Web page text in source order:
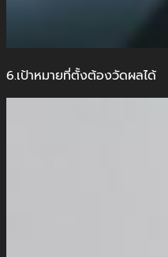
6.เป้าหมายที่ตั้งต้องวัดผลได้